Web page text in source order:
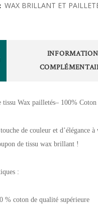
:WAX BRILLANT ET
tissu Wax pailletés– 100% Coton
de couleur et d’élégance à
de tissu wax brillant !
:
% coton de qualité supérieure